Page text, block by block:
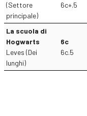
(Settore
principale)
6c+.5
La scuola di
Hogwarts
Leves (Dei
lunghi)
6c
6c.5